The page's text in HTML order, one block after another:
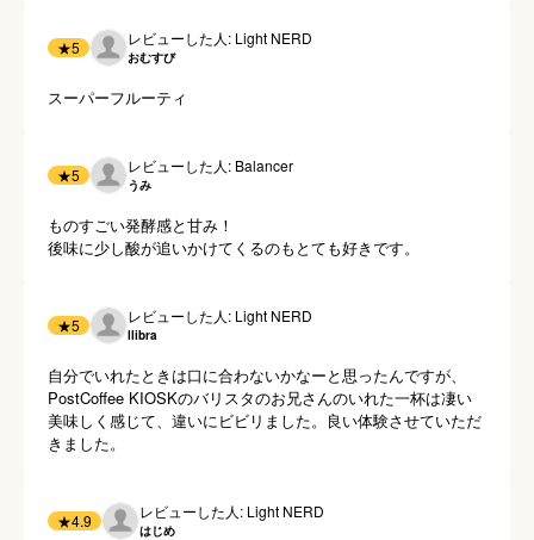
★5 レビューした人: Light NERD
おむすび
スーパーフルーティ
★5 レビューした人: Balancer
うみ
ものすごい発酵感と甘み！
後味に少し酸が追いかけてくるのもとても好きです。
★5 レビューした人: Light NERD
llibra
自分でいれたときは口に合わないかなーと思ったんですが、
PostCoffee KIOSKのバリスタのお兄さんのいれた一杯は凄い
美味しく感じて、違いにビビリました。良い体験させていただ
きました。
★4.9 レビューした人: Light NERD
はじめ